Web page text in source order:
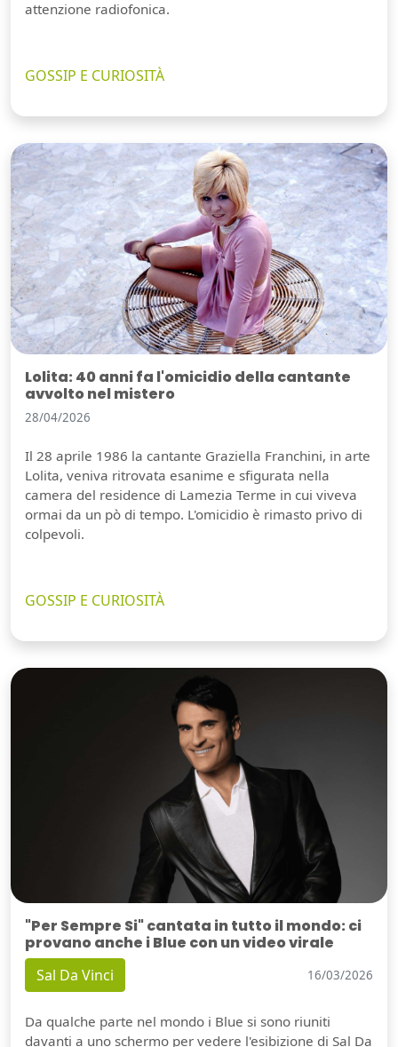
attenzione radiofonica.
GOSSIP E CURIOSITÀ
Lolita: 40 anni fa l'omicidio della cantante
avvolto nel mistero
28/04/2026
Il 28 aprile 1986 la cantante Graziella Franchini, in arte
Lolita, veniva ritrovata esanime e sfigurata nella
camera del residence di Lamezia Terme in cui viveva
ormai da un pò di tempo. L'omicidio è rimasto privo di
colpevoli.
GOSSIP E CURIOSITÀ
"Per Sempre Si" cantata in tutto il mondo: ci
provano anche i Blue con un video virale
Sal Da Vinci 16/03/2026
Da qualche parte nel mondo i Blue si sono riuniti
davanti a uno schermo per vedere l'esibizione di Sal Da